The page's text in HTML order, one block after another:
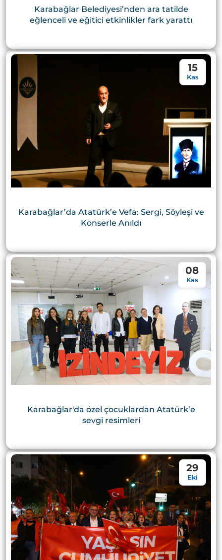
Karabağlar Belediyesi’nden ara tatilde
eğlenceli ve eğitici etkinlikler fark yarattı
15
Kas
Karabağlar’da Atatürk’e Vefa: Sergi, Söyleşi ve
Konserle Anıldı
08
Kas
Karabağlar'da özel çocuklardan Atatürk’e
sevgi resimleri
29
Eki